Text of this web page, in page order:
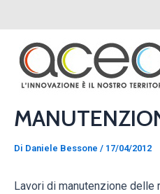
al
contenuto
Di Daniele Bessone / 17/04/2012
Lavori di manutenzione delle
articoli